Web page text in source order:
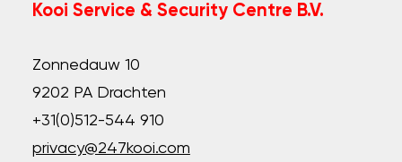
Kooi Service & Security Centre B.V.
Zonnedauw 10
9202 PA Drachten
+31(0)512-544 910
privacy@247kooi.com